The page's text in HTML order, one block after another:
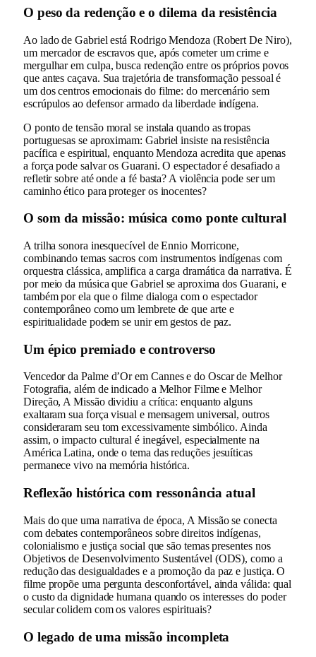
O peso da redenção e o dilema da resistência
Ao lado de Gabriel está Rodrigo Mendoza (Robert De Niro),
um mercador de escravos que, após cometer um crime e
mergulhar em culpa, busca redenção entre os próprios povos
que antes caçava. Sua trajetória de transformação pessoal é
um dos centros emocionais do filme: do mercenário sem
escrúpulos ao defensor armado da liberdade indígena.
O ponto de tensão moral se instala quando as tropas
portuguesas se aproximam: Gabriel insiste na resistência
pacífica e espiritual, enquanto Mendoza acredita que apenas
a força pode salvar os Guarani. O espectador é desafiado a
refletir sobre até onde a fé basta? A violência pode ser um
caminho ético para proteger os inocentes?
O som da missão: música como ponte cultural
A trilha sonora inesquecível de Ennio Morricone,
combinando temas sacros com instrumentos indígenas com
orquestra clássica, amplifica a carga dramática da narrativa. É
por meio da música que Gabriel se aproxima dos Guarani, e
também por ela que o filme dialoga com o espectador
contemporâneo como um lembrete de que arte e
espiritualidade podem se unir em gestos de paz.
Um épico premiado e controverso
Vencedor da Palme d’Or em Cannes e do Oscar de Melhor
Fotografia, além de indicado a Melhor Filme e Melhor
Direção, A Missão dividiu a crítica: enquanto alguns
exaltaram sua força visual e mensagem universal, outros
consideraram seu tom excessivamente simbólico. Ainda
assim, o impacto cultural é inegável, especialmente na
América Latina, onde o tema das reduções jesuíticas
permanece vivo na memória histórica.
Reflexão histórica com ressonância atual
Mais do que uma narrativa de época, A Missão se conecta
com debates contemporâneos sobre direitos indígenas,
colonialismo e justiça social que são temas presentes nos
Objetivos de Desenvolvimento Sustentável (ODS), como a
redução das desigualdades e a promoção da paz e justiça. O
filme propõe uma pergunta desconfortável, ainda válida: qual
o custo da dignidade humana quando os interesses do poder
secular colidem com os valores espirituais?
O legado de uma missão incompleta